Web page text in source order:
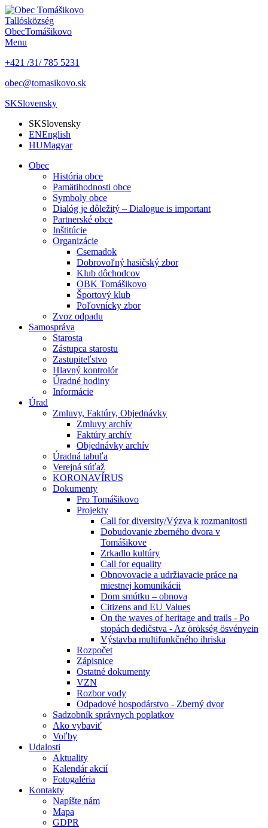
Tallósközség
ObecTomášikovo
Menu
+421 /31/ 785 5231
obec@tomasikovo.sk
SKSlovensky
SKSlovensky
ENEnglish
HUMagyar
Obec
História obce
Pamätihodnosti obce
Symboly obce
Dialóg je dôležitý – Dialogue is important
Partnerské obce
Inštitúcie
Organizácie
Csemadok
Dobrovoľný hasičský zbor
Klub dôchodcov
OBK Tomášikovo
Športový klub
Poľovnícky zbor
Zvoz odpadu
Samospráva
Starosta
Zástupca starostu
Zastupiteľstvo
Hlavný kontrolór
Úradné hodiny
Informácie
Úrad
Zmluvy, Faktúry, Objednávky
Zmluvy archív
Faktúry archív
Objednávky archív
Úradná tabuľa
Verejná súťaž
KORONAVÍRUS
Dokumenty
Pro Tomášikovo
Projekty
Call for diversity/Výzva k rozmanitosti
Dobudovanie zberného dvora v
Tomášikove
Zrkadlo kultúry
Call for equality
Obnovovacie a udržiavacie práce na
miestnej komunikácii
Dom smútku – obnova
Citizens and EU Values
On the waves of heritage and trails - Po
stopách dedičstva - Az örökség ösvényein
Výstavba multifunkčného ihriska
Rozpočet
Zápisnice
Ostatné dokumenty
VZN
Rozbor vody
Odpadové hospodárstvo - Zberný dvor
Sadzobník správnych poplatkov
Ako vybaviť
Voľby
Udalosti
Aktuality
Kalendár akcií
Fotogaléria
Kontakty
Napíšte nám
Mapa
GDPR